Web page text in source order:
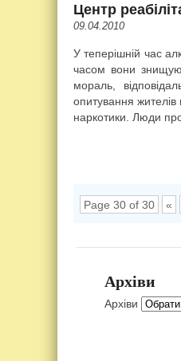
Центр
09.04.2010
У теперішній час
часом вони
мораль,
опитування
наркотики. Люди
Page 30 of 30 «
Архіви
Архіви